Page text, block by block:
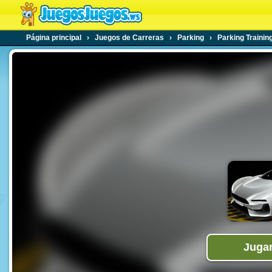
Página principal › Juegos de Carreras › Parking › Parking